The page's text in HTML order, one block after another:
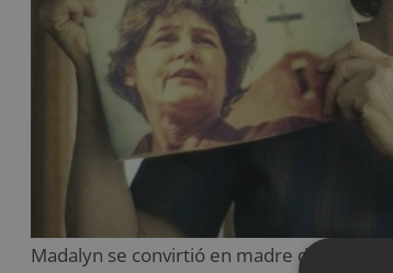
Madalyn se convirtió en madre de dos